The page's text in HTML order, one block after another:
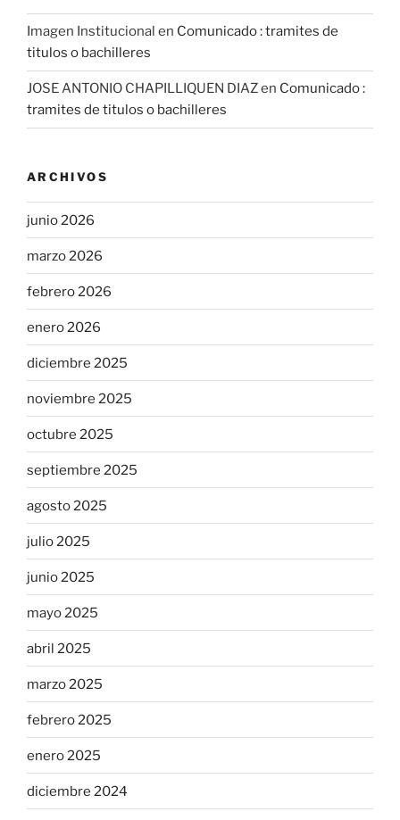
Imagen Institucional en Comunicado : tramites de
titulos o bachilleres
JOSE ANTONIO CHAPILLIQUEN DIAZen Comunicado :
tramites de titulos o bachilleres
ARCHIVOS
junio 2026
marzo 2026
febrero 2026
enero 2026
diciembre 2025
noviembre 2025
octubre 2025
septiembre 2025
agosto 2025
julio 2025
junio 2025
mayo 2025
abril 2025
marzo 2025
febrero 2025
enero 2025
diciembre 2024